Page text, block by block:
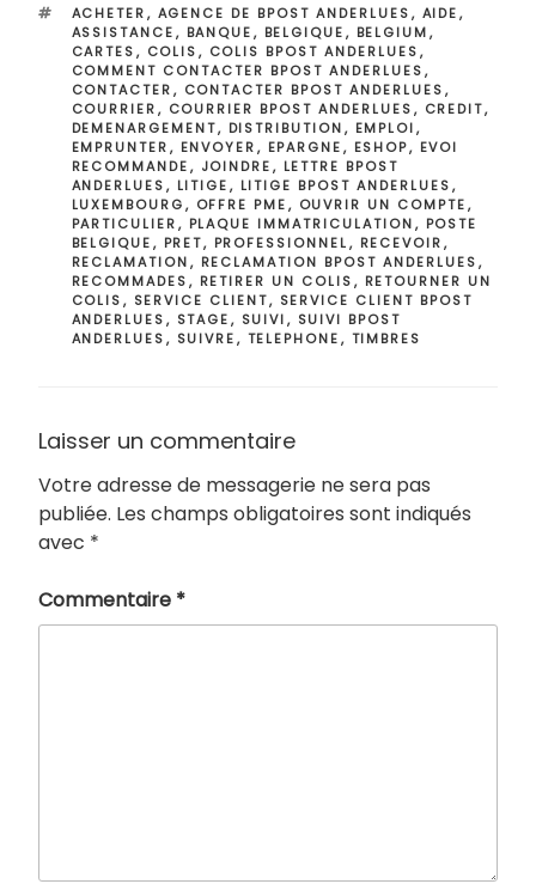
ÉTIQUETTES
ACHETER, AGENCE DE BPOST ANDERLUES, AIDE,
ASSISTANCE, BANQUE, BELGIQUE, BELGIUM,
CARTES, COLIS, COLIS BPOST ANDERLUES,
COMMENT CONTACTER BPOST ANDERLUES,
CONTACTER, CONTACTER BPOST ANDERLUES,
COURRIER, COURRIER BPOST ANDERLUES, CREDIT,
DEMENARGEMENT, DISTRIBUTION, EMPLOI,
EMPRUNTER, ENVOYER, EPARGNE, ESHOP, EVOI
RECOMMANDE, JOINDRE, LETTRE BPOST
ANDERLUES, LITIGE, LITIGE BPOST ANDERLUES,
LUXEMBOURG, OFFRE PME, OUVRIR UN COMPTE,
PARTICULIER, PLAQUE IMMATRICULATION, POSTE
BELGIQUE, PRET, PROFESSIONNEL, RECEVOIR,
RECLAMATION, RECLAMATION BPOST ANDERLUES,
RECOMMADES, RETIRER UN COLIS, RETOURNER UN
COLIS, SERVICE CLIENT, SERVICE CLIENT BPOST
ANDERLUES, STAGE, SUIVI, SUIVI BPOST
ANDERLUES, SUIVRE, TELEPHONE, TIMBRES
Laisser un commentaire
Votre adresse de messagerie ne sera pas
publiée. Les champs obligatoires sont indiqués
avec *
Commentaire *